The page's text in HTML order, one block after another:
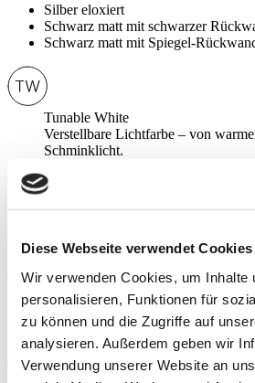
Diese Webseite verwendet Cookies
Wir verwenden Cookies, um Inhalte
personalisieren, Funktionen für
zu können und die Zugriffe auf
analysieren. Außerdem geben wir
Verwendung unserer Website an
Silber eloxiert
Schwarz matt mit schwarzer
Schwarz matt mit Spiegel-
Tunable White
Verstellbare Lichtfarbe – von
Schminklicht.
Schneider App
Tageszeit bedienbar.
Direktes Licht
Das Licht strahlt den Betrachter an
aus.